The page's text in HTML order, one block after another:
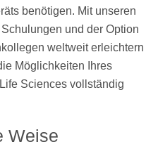
benötigen. Mit unseren
und der Option
weltweit erleichtern
Möglichkeiten Ihres
Sciences vollständig
Weise